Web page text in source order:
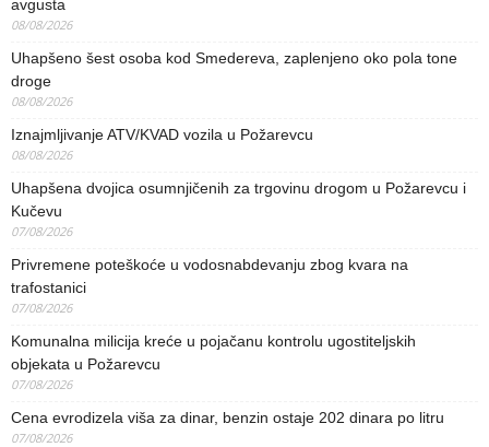
avgusta
08/08/2026
Uhapšeno šest osoba kod Smedereva, zaplenjeno oko pola tone
droge
08/08/2026
Iznajmljivanje ATV/KVAD vozila u Požarevcu
08/08/2026
Uhapšena dvojica osumnjičenih za trgovinu drogom u Požarevcu i
Kučevu
07/08/2026
Privremene poteškoće u vodosnabdevanju zbog kvara na
trafostanici
07/08/2026
Komunalna milicija kreće u pojačanu kontrolu ugostiteljskih
objekata u Požarevcu
07/08/2026
Cena evrodizela viša za dinar, benzin ostaje 202 dinara po litru
07/08/2026